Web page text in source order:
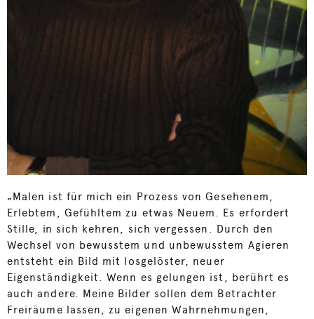
„Malen ist für mich ein Prozess von Gesehenem,
Erlebtem, Gefühltem zu etwas Neuem. Es erfordert
Stille, in sich kehren, sich vergessen. Durch den
Wechsel von bewusstem und unbewusstem Agieren
entsteht ein Bild mit losgelöster, neuer
Eigenständigkeit. Wenn es gelungen ist, berührt es
auch andere. Meine Bilder sollen dem Betrachter
Freiräume lassen, zu eigenen Wahrnehmungen,